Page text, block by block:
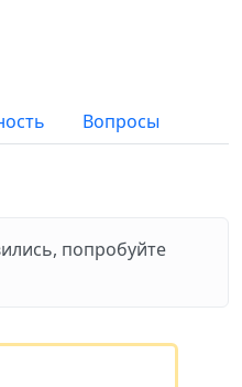
Вопросы
попробуйте